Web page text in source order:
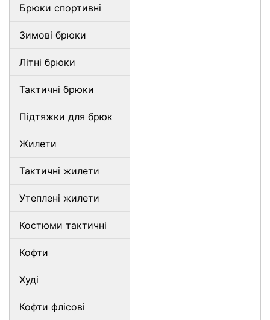
Брюки спортивні
Зимові брюки
Літні брюки
Тактичні брюки
Підтяжки для брюк
Жилети
Тактичні жилети
Утеплені жилети
Костюми тактичні
Кофти
Худі
Кофти флісові